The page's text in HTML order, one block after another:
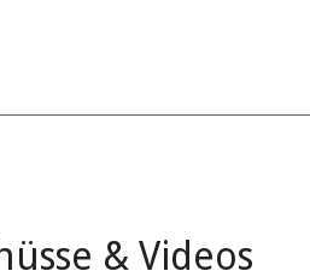
& Videos